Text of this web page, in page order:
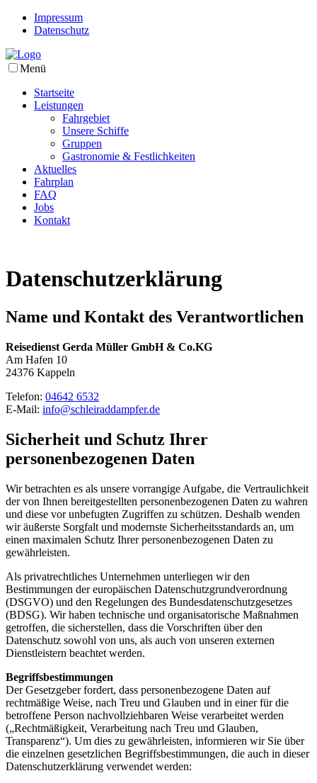
Impressum
Datenschutz
Menü
Startseite
Leistungen
Fahrgebiet
Unsere Schiffe
Gruppen
Gastronomie & Festlichkeiten
Aktuelles
Fahrplan
FAQ
Jobs
Kontakt
Daten­schutz­erklärung
Name und Kontakt des Verantwortlichen
Reisedienst Gerda Müller GmbH & Co.KG
Am Hafen 10
24376 Kappeln
Telefon: 04642 6532
E-Mail: info@schleiraddampfer.de
Sicherheit und Schutz Ihrer
personenbezogenen Daten
Wir betrachten es als unsere vorrangige Aufgabe, die Vertraulichkeit
der von Ihnen bereitgestellten personenbezogenen Daten zu wahren
und diese vor unbefugten Zugriffen zu schützen. Deshalb wenden
wir äußerste Sorgfalt und modernste Sicherheitsstandards an, um
einen maximalen Schutz Ihrer personenbezogenen Daten zu
gewährleisten.
Als privatrechtliches Unternehmen unterliegen wir den
Bestimmungen der europäischen Datenschutzgrundverordnung
(DSGVO) und den Regelungen des Bundesdatenschutzgesetzes
(BDSG). Wir haben technische und organisatorische Maßnahmen
getroffen, die sicherstellen, dass die Vorschriften über den
Datenschutz sowohl von uns, als auch von unseren externen
Dienstleistern beachtet werden.
Begriffsbestimmungen
Der Gesetzgeber fordert, dass personenbezogene Daten auf
rechtmäßige Weise, nach Treu und Glauben und in einer für die
betroffene Person nachvollziehbaren Weise verarbeitet werden
(„Rechtmäßigkeit, Verarbeitung nach Treu und Glauben,
Transparenz“). Um dies zu gewährleisten, informieren wir Sie über
die einzelnen gesetzlichen Begriffsbestimmungen, die auch in dieser
Datenschutzerklärung verwendet werden: